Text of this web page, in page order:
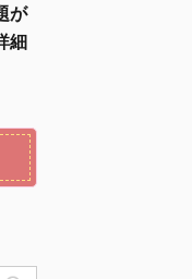
が
細